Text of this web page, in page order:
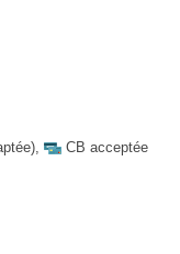
, CB acceptée